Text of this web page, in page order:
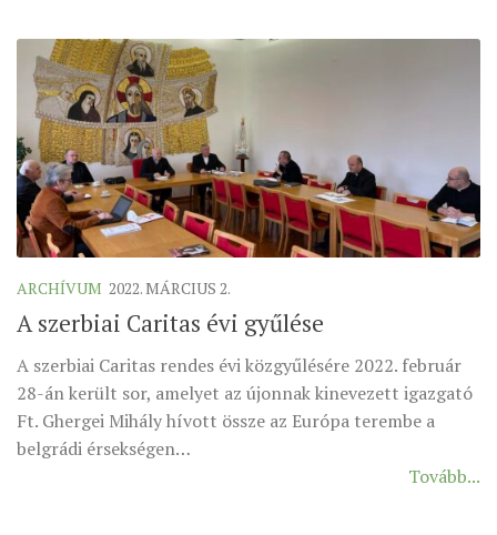
ARCHÍVUM 2022. MÁRCIUS 2.
A szerbiai Caritas évi gyűlése
A szerbiai Caritas rendes évi közgyűlésére 2022. február
28-án került sor, amelyet az újonnak kinevezett igazgató
Ft. Ghergei Mihály hívott össze az Európa terembe a
belgrádi érsekségen…
Tovább...